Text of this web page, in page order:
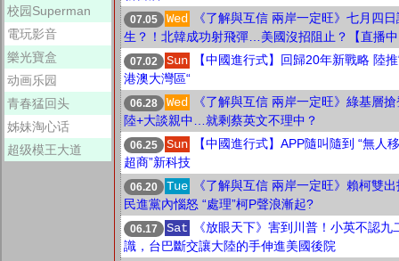
校园Superman
電玩影音
樂光寶盒
动画乐园
青春猛回头
姊妹淘心话
超级模王大道
07.05 Wed
《了解與互信 兩岸一定旺》七月四日
生？！北韓成功射飛彈…美國沒招阻止？【直播
07.02 Sun
【中國進行式】回歸20年新戰略 陸推
港澳大灣區“
06.28 Wed
《了解與互信 兩岸一定旺》綠基層搶
陸+大談親中…就剩蔡英文不理中？
06.25 Sun
【中國進行式】APP隨叫隨到 “無人
超商”新科技
06.20 Tue
《了解與互信 兩岸一定旺》賴柯雙
民進黨內惱怒 “處理”柯P聲浪漸起?
06.17 Sat
《放眼天下》害到川普！小英不認九
識，台巴斷交讓大陸的手伸進美國後院